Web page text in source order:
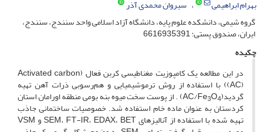
بهرام ابراهیمی
سیروان محمدی آذر
گروه شیمی، دانشکده علوم پایه، دانشگاه آزاد اسلامی واحد سنندج، سنندج،
ایران، صندوق پستی: 6616935391
چکیده
در این مطالعه یک کامپوزیت مغناطیسی کربن فعال (Activated carbon
(AC)) با استفاده از روش ترموشیمیایی و هم‌رسوبی ذرات آهن تهیه
گردید(AC/Fe 3O4 ) . از پوست سخت میوه بنه بومی منطقه اورامان استان
کردستان به عنوان ماده خام استفاده شد. خصوصیات ساختمانی جاذب
تهیه شده با استفاده از آنالیزهای SEM، FT-IR، EDAX، BET و VSM